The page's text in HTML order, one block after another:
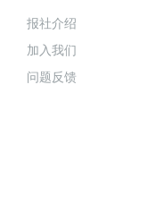
报社介绍
加入我们
问题反馈